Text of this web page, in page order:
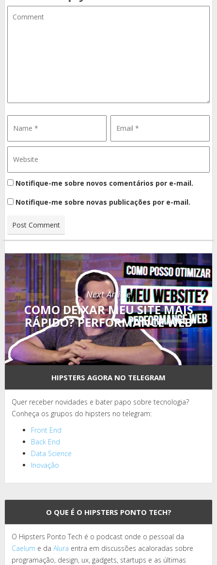
Notifique-me sobre novos comentários por e-mail.
Notifique-me sobre novas publicações por e-mail.
Next Article
COMO DEIXAR MEU SITE MAIS
RÁPIDO? PERFORMANCE WEB
HIPSTERS AGORA NO TELEGRAM
Quer receber novidades e bater papo sobre tecnologia?
Conheça os grupos do hipsters no telegram:
Front End
Back End
Data Science
Inovação
O QUE É O HIPSTERS PONTO TECH?
O Hipsters Ponto Tech é o podcast onde o pessoal da
Caelum e da Alura entra em discussões acaloradas sobre
programação, design, ux, gadgets, startups e as últimas